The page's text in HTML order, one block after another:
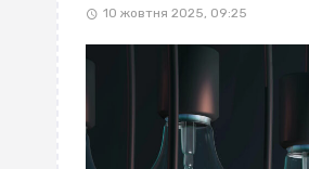
10 жовтня 2025, 09:25